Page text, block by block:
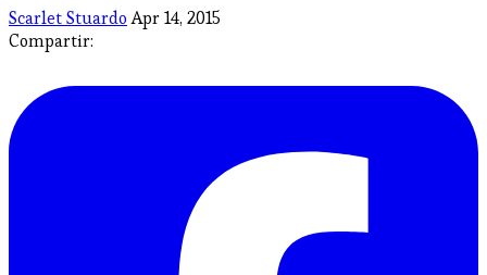
Scarlet Stuardo Apr 14, 2015
Compartir: